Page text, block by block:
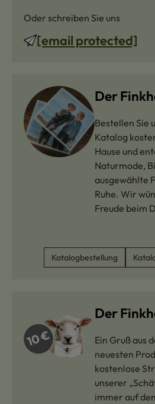
Oder schreiben Sie uns
[email protected]
Der
Bestellen Sie
Katalog
Hause und
Naturmode,
ausgewählte
Ruhe. Wir
Freude beim
Katalogbestellung
Der
Ein Gruß aus
neuesten
kostenlose
unserer
immer auf